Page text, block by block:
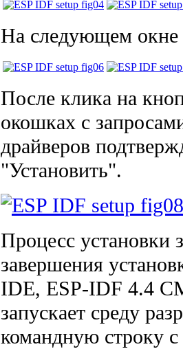
На следующем окне
После клика на
окошках с
драйверов
"Установить".
Процесс установки
завершения
IDE, ESP-IDF 4.4
запускает среду
командную строку